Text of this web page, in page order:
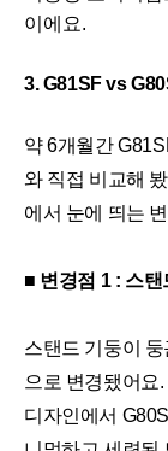
이에요.
3. G81SF vs
약 6개월간
와 직접 비교해
에서 눈에 띄는
■ 변경점 1 : 스탠
스탠드 기둥이
으로 변경됐어요
디자인에서